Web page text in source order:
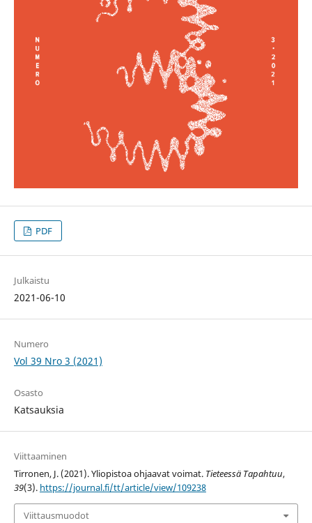
PDF
Julkaistu
2021-06-10
Numero
Vol 39 Nro 3 (2021)
Osasto
Katsauksia
Viittaaminen
Tirronen, J. (2021). Yliopistoa ohjaavat voimat. Tieteessä Tapahtuu,
39(3). https://journal.fi/tt/article/view/109238
Viittausmuodot